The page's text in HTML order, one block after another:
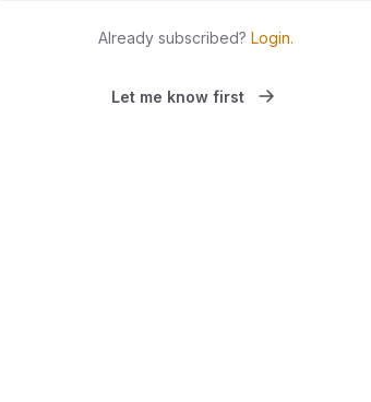
Already subscribed? Login.
Let me know first